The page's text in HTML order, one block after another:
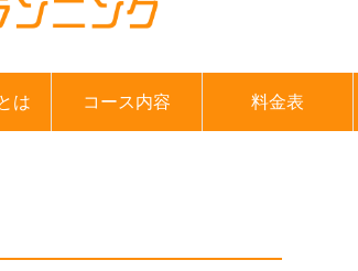
は コース内容 料金表